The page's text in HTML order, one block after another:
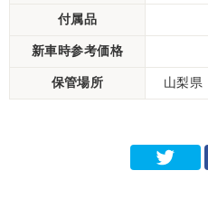
付属品
新車時参考価格
保管場所 山梨県